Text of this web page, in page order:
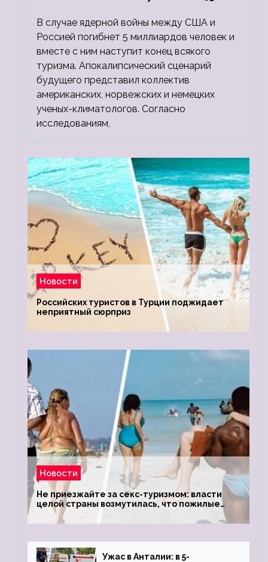
людей
В случае ядерной войны между США и
Россией погибнет 5 миллиардов человек и
вместе с ним наступит конец всякого
туризма. Апокалипсический сценарий
будущего представил коллектив
американских, норвежских и немецких
ученых-климатологов. Согласно
исследованиям,
Новости
Российских туристов в Турции поджидает
неприятный сюрприз
Новости
Не приезжайте за секс-туризмом: власти
целой страны возмутилась, что пожилые
туристки массово едут к ним, чтобы
обзавестись молодыми любовниками
Ужас в Анталии: в 5-